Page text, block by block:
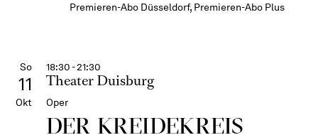
Premieren-Abo Düsseldorf, Premieren-Abo Plus
So
11
Okt
18:30 - 21:30
Theater Duisburg
Oper
DER KREIDE­KREIS